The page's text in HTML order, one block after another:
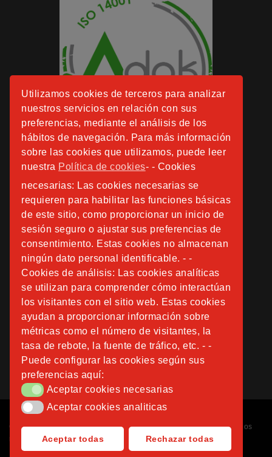
Utilizamos cookies de terceros para analizar
nuestros servicios en relación con sus
preferencias, mediante el análisis de los
hábitos de navegación. Para más información
sobre las cookies que utilizamos, puede leer
nuestra Política de cookies- - Cookies
necesarias: Las cookies necesarias se
requieren para habilitar las funciones básicas
de este sitio, como proporcionar un inicio de
sesión seguro o ajustar sus preferencias de
consentimiento. Estas cookies no almacenan
ningún dato personal identificable. - -
Cookies de análisis: Las cookies analíticas
se utilizan para comprender cómo interactúan
los visitantes con el sitio web. Estas cookies
ayudan a proporcionar información sobre
métricas como el número de visitantes, la
tasa de rebote, la fuente de tráfico, etc. - -
Puede configurar las cookies según sus
preferencias aquí:
Aceptar cookies necesarias
Aceptar cookies necesarias
Aceptar cookies analiticas
Aceptar cookies analiticas
Aceptar todas Rechazar todas
Copyright © 2026Fundación Instituto San José. Todos los derechos
reservados.
Diseñado porNubemedia.